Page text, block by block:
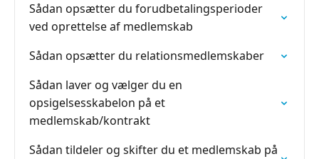
Sådan opsætter du forudbetalingsperioder
ved oprettelse af medlemskab
Sådan opsætter du relationsmedlemskaber
Sådan laver og vælger du en
opsigelsesskabelon på et
medlemskab/kontrakt
Sådan tildeler og skifter du et medlemskab på